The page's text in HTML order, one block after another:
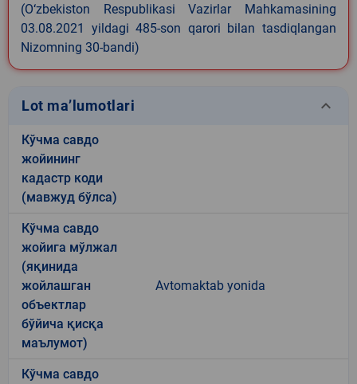
(O‘zbekiston Respublikasi Vazirlar Mahkamasining
03.08.2021 yildagi 485-son qarori bilan tasdiqlangan
Nizomning 30-bandi)
Lot ma’lumotlari keyboard_arrow_down
Кўчма савдо
жойининг
кадастр коди
(мавжуд бўлса)
Кўчма савдо
жойига мўлжал
(яқинида
жойлашган
объектлар
бўйича қисқа
маълумот)
Avtomaktab yonida
Кўчма савдо